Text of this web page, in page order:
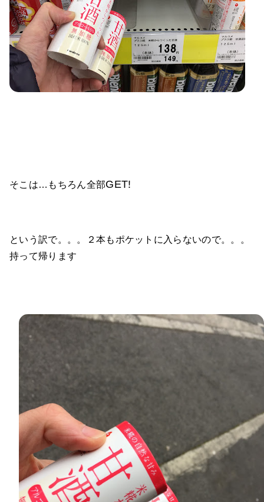
そこは…もちろん全部GET!
という訳で。。。２本もポケットに入らないので。。。
持って帰ります